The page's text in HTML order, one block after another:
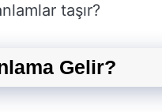
taşır?
Gelir?